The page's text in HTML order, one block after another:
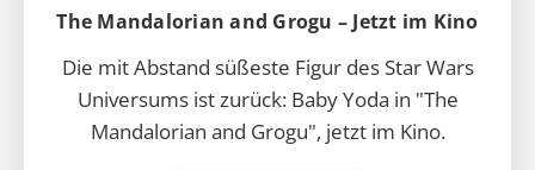
The Mandalorian and Grogu – Jetzt im Kino
Die mit Abstand süßeste Figur des Star Wars
Universums ist zurück: Baby Yoda in "The
Mandalorian and Grogu", jetzt im Kino.